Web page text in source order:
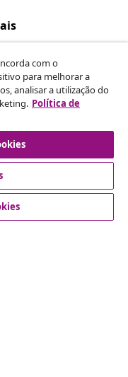
encomenda.
com o
para melhorar a
analisar a utilização do
Política de